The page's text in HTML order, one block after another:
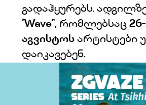
გადაჰყურებს. ადგილზე
Wave’’, რომლებსაც
აგვისტოს არტისტები
დაიკავებენ.